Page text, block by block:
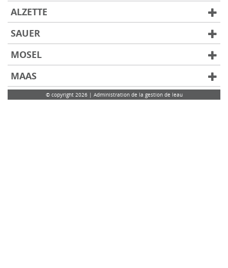
ALZETTE
SAUER
MOSEL
MAAS
© copyright 2026 | Administration de la gestion de leau